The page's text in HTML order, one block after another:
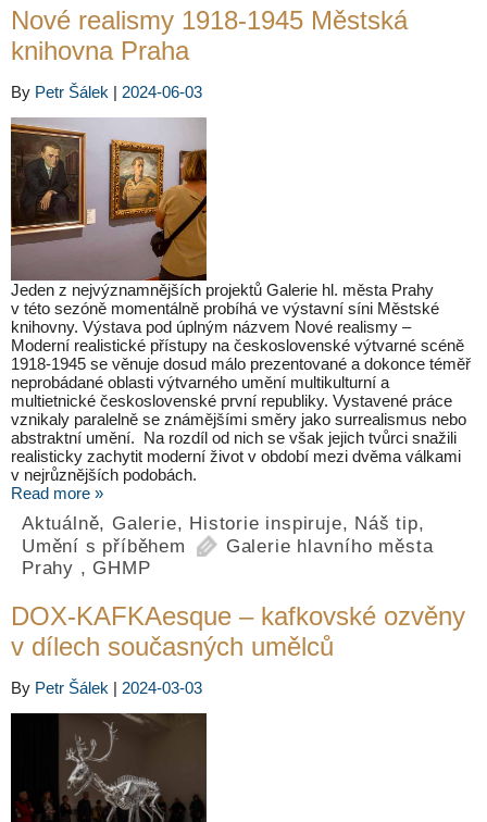
Nové realismy 1918-1945 Městská
knihovna Praha
By Petr Šálek | 2024-06-03
Jeden z nejvýznamnějších projektů Galerie hl. města Prahy
v této sezóně momentálně probíhá ve výstavní síni Městské
knihovny. Výstava pod úplným názvem Nové realismy –
Moderní realistické přístupy na československé výtvarné scéně
1918-1945 se věnuje dosud málo prezentované a dokonce téměř
neprobádané oblasti výtvarného umění multikulturní a
multietnické československé první republiky. Vystavené práce
vznikaly paralelně se známějšími směry jako surrealismus nebo
abstraktní umění. Na rozdíl od nich se však jejich tvůrci snažili
realisticky zachytit moderní život v období mezi dvěma válkami
v nejrůznějších podobách.
Read more »
Aktuálně, Galerie, Historie inspiruje, Náš tip,
Umění s příběhem
Galerie hlavního města
Prahy , GHMP
DOX-KAFKAesque – kafkovské ozvěny
v dílech současných umělců
By Petr Šálek | 2024-03-03